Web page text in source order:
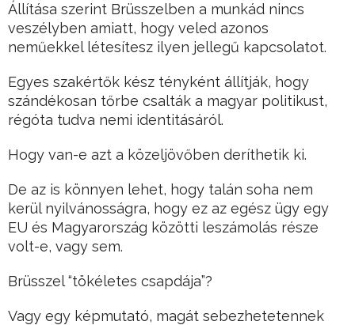
Állítása szerint Brüsszelben a munkád nincs
veszélyben amiatt, hogy veled azonos
neműekkel létesítesz ilyen jellegű kapcsolatot.
Egyes szakértők kész tényként állítják, hogy
szándékosan tőrbe csalták a magyar politikust,
régóta tudva nemi identitásáról.
Hogy van-e azt a közeljövőben deríthetik ki.
De az is könnyen lehet, hogy talán soha nem
kerül nyilvánosságra, hogy ez az egész ügy egy
EU és Magyarország közötti leszámolás része
volt-e, vagy sem.
Brüsszel “tökéletes csapdája”?
Vagy egy képmutató, magát sebezhetetennek